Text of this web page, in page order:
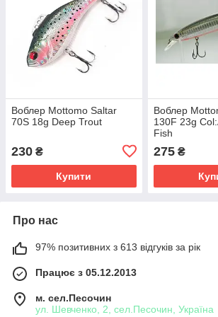
Воблер Mottomo Saltar
70S 18g Deep Trout
230 ₴
Купити
Воблер
130F 23g
Fish
275₴
Про нас
97% позитивних з 613 відгуків за рік
Працює з 05.12.2013
м. сел.Песочин
ул. Шевченко, 2, сел.Песочин, Україна